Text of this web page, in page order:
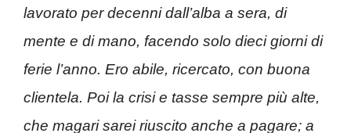
lavorato per decenni dall’alba a sera, di
mente e di mano, facendo solo dieci giorni di
ferie l’anno. Ero abile, ricercato, con buona
clientela. Poi la crisi e tasse sempre più alte,
che magari sarei riuscito anche a pagare; a